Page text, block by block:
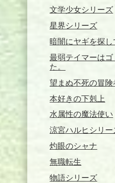
文学少女シリーズ
星界シリーズ
暗闇にヤギを探し
最弱テイマーは
た。
望まぬ不死の冒険
本好きの下剋上
水属性の魔法使い
涼宮ハルヒシリー
灼眼のシャナ
無職転生
物語シリーズ